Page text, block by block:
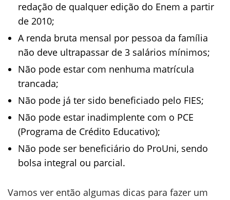
redação de qualquer edição do Enem a partir
de 2010;
A renda bruta mensal por pessoa da família
não deve ultrapassar de 3 salários mínimos;
Não pode estar com nenhuma matrícula
trancada;
Não pode já ter sido beneficiado pelo FIES;
Não pode estar inadimplente com o PCE
(Programa de Crédito Educativo);
Não pode ser beneficiário do ProUni, sendo
bolsa integral ou parcial.
Vamos ver então algumas dicas para fazer um